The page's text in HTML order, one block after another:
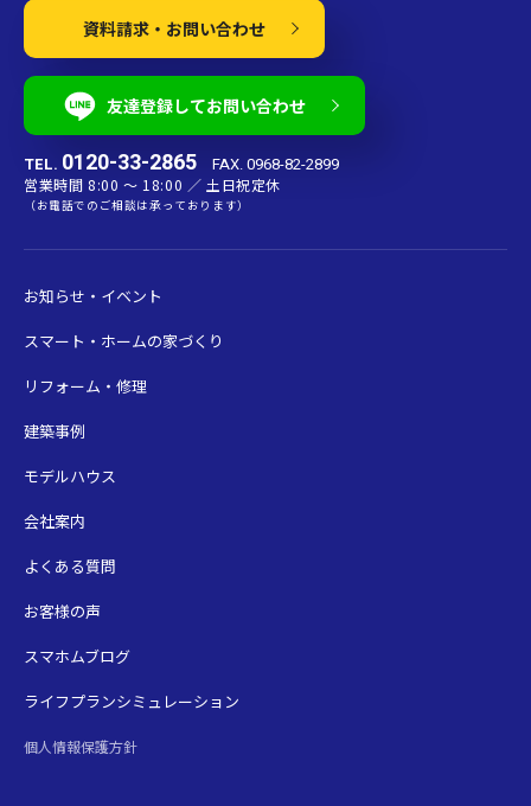
資料請求・お問い合わせ
友達登録してお問い合わせ
TEL. 0120-33-2865 FAX. 0968-82-2899
営業時間 8:00 〜 18:00 ／ 土日祝定休
（お電話でのご相談は承っております）
お知らせ・イベント
スマート・ホームの家づくり
リフォーム・修理
建築事例
モデルハウス
会社案内
よくある質問
お客様の声
スマホムブログ
ライフプランシミュレーション
個人情報保護方針